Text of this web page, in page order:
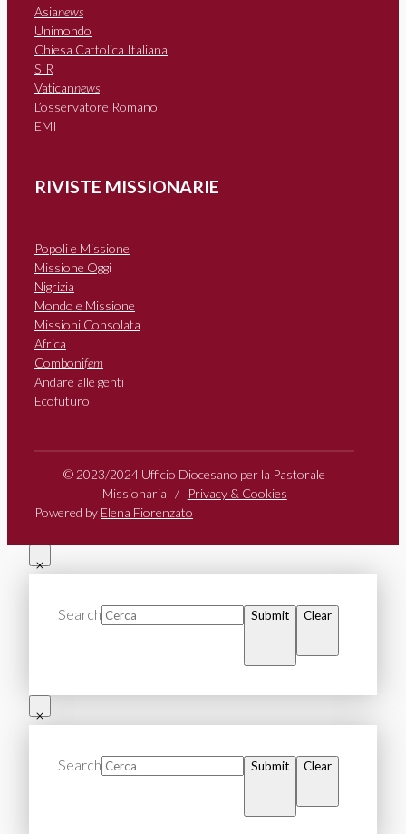
Asianews
Unimondo
Chiesa Cattolica Italiana
SIR
Vaticannews
L’osservatore Romano
EMI
RIVISTE MISSIONARIE
Popoli e Missione
Missione Oggi
Nigrizia
Mondo e Missione
Missioni Consolata
Africa
Combonifem
Andare alle genti
Ecofuturo
© 2023/2024 Ufficio Diocesano per la Pastorale
Missionaria /
Privacy & Cookies
Powered by Elena Fiorenzato
Search Submit Clear
Search Submit Clear